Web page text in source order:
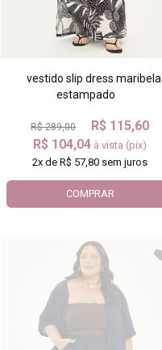
vestido slip dress maribela
estampado
R$ 289,00
R$ 115,60
R$ 104,04 à vista (pix)
2x deR$ 57,80 sem juros
COMPRAR